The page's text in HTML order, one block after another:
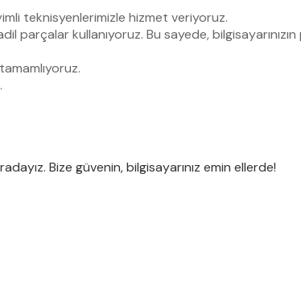
teknisyenlerimizle hizmet veriyoruz.
kullanıyoruz. Bu sayede, bilgisayarınızın
Bize güvenin, bilgisayarınız emin ellerde!